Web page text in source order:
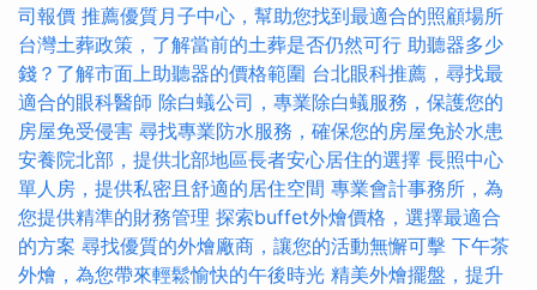
司報價 推薦優質月子中心，幫助您找到最適合的照顧場所
台灣土葬政策，了解當前的土葬是否仍然可行 助聽器多少
錢？了解市面上助聽器的價格範圍 台北眼科推薦，尋找最
適合的眼科醫師 除白蟻公司，專業除白蟻服務，保護您的
房屋免受侵害 尋找專業防水服務，確保您的房屋免於水患
安養院北部，提供北部地區長者安心居住的選擇 長照中心
單人房，提供私密且舒適的居住空間 專業會計事務所，為
您提供精準的財務管理 探索buffet外燴價格，選擇最適合
的方案 尋找優質的外燴廠商，讓您的活動無懈可擊 下午茶
外燴，為您帶來輕鬆愉快的午後時光 精美外燴擺盤，提升